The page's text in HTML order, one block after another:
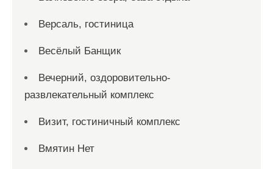
Версаль, гостиница
Весёлый Банщик
Вечерний, оздоровительно-
развлекательный комплекс
Визит, гостиничный комплекс
Вмятин Нет